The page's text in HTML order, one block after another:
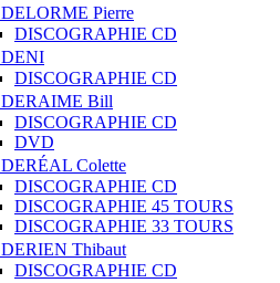
DELORME Pierre
DISCOGRAPHIE CD
DENI
DISCOGRAPHIE CD
DERAIME Bill
DISCOGRAPHIE CD
DVD
DERÉAL Colette
DISCOGRAPHIE CD
DISCOGRAPHIE 45 TOURS
DISCOGRAPHIE 33 TOURS
DERIEN Thibaut
DISCOGRAPHIE CD